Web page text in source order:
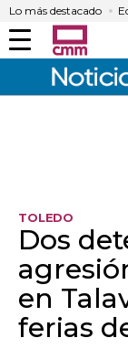
Lo más destacado
Menú
TOLEDO
Dos
en
ferias